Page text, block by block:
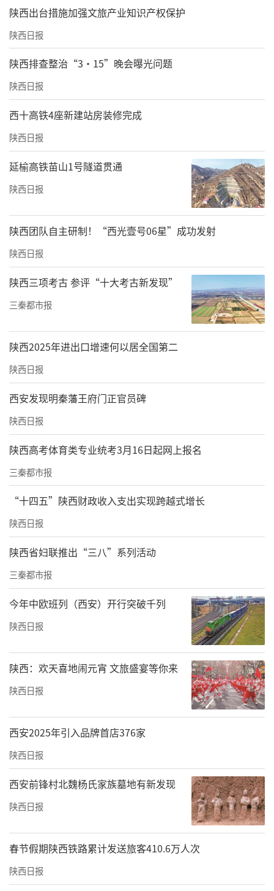
​陕西出台措施加强文旅产业知识产权保护
陕西日报
陕西排查整治“3·15”晚会曝光问题
陕西日报
西十高铁4座新建站房装修完成
陕西日报
延榆高铁苗山1号隧道贯通
陕西日报
陕西团队自主研制！“西光壹号06星”成功发射
陕西日报
陕西三项考古 参评“十大考古新发现”
三秦都市报
陕西2025年进出口增速何以居全国第二
陕西日报
西安发现明秦藩王府门正官员碑
陕西日报
陕西高考体育类专业统考3月16日起网上报名
三秦都市报
“十四五”陕西财政收入支出实现跨越式增长
陕西日报
陕西省妇联推出“三八”系列活动
三秦都市报
今年中欧班列（西安）开行突破千列
陕西日报
陕西：欢天喜地闹元宵 文旅盛宴等你来
陕西日报
西安2025年引入品牌首店376家
陕西日报
西安前锋村北魏杨氏家族墓地有新发现
陕西日报
春节假期陕西铁路累计发送旅客410.6万人次
陕西日报